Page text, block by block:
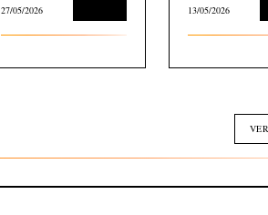
27/05/2026 13/05/2026